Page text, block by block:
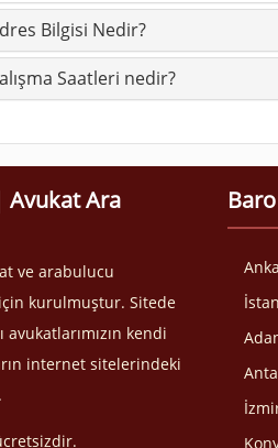
Bilgisi Nedir?
Saatleri nedir?
Ara
ve arabulucu
için kurulmuştur. Sitede
kendi
internet sitelerindeki